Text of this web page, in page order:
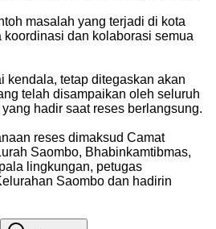
masalah yang terjadi di kota
dan kolaborasi semua
kendala, tetap ditegaskan akan
telah disampaikan oleh seluruh
hadir saat reses berlangsung.
reses dimaksud Camat
Saombo, Bhabinkamtibmas,
lingkungan, petugas
Saombo dan hadirin